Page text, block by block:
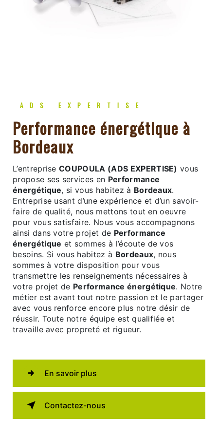
ADS EXPERTISE
Performance énergétique à
Bordeaux
L’entrepriseCOUPOULA (ADS EXPERTISE) vous
propose ses services en Performance
énergétique, si vous habitez à Bordeaux.
Entreprise usant d’une expérience et d’un savoir-
faire de qualité, nous mettons tout en oeuvre
pour vous satisfaire. Nous vous accompagnons
ainsi dans votre projet de Performance
énergétique et sommes à l’écoute de vos
besoins. Si vous habitez à Bordeaux, nous
sommes à votre disposition pour vous
transmettre les renseignements nécessaires à
votre projet de Performance énergétique. Notre
métier est avant tout notre passion et le partager
avec vous renforce encore plus notre désir de
réussir. Toute notre équipe est qualifiée et
travaille avec propreté et rigueur.
En savoir plus
Contactez-nous